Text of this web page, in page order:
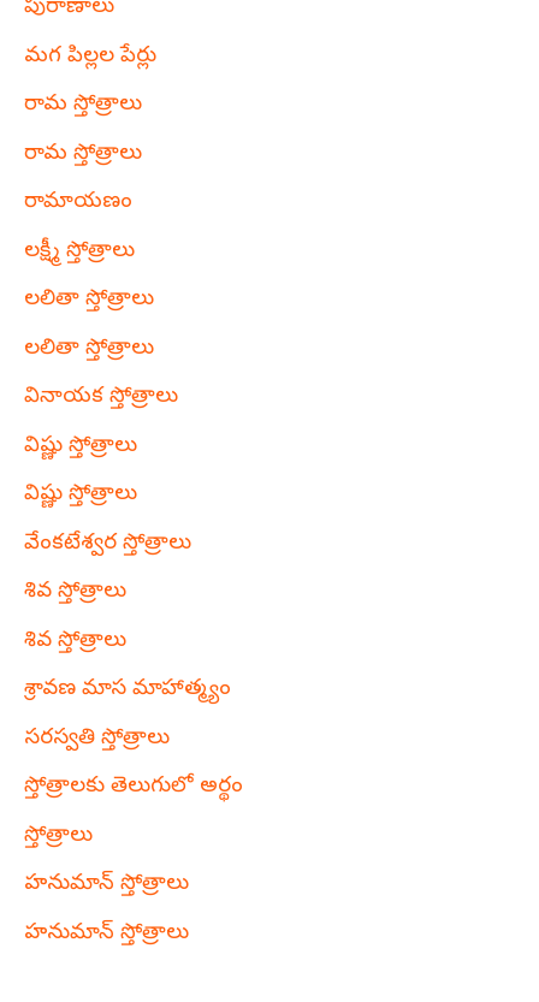
పురాణాలు
మగ పిల్లల పేర్లు
రామ స్తోత్రాలు
రామ స్తోత్రాలు
రామాయణం
లక్ష్మీ స్తోత్రాలు
లలితా స్తోత్రాలు
లలితా స్తోత్రాలు
వినాయక స్తోత్రాలు
విష్ణు స్తోత్రాలు
విష్ణు స్తోత్రాలు
వేంకటేశ్వర స్తోత్రాలు
శివ స్తోత్రాలు
శివ స్తోత్రాలు
శ్రావణ మాస మాహాత్మ్యం
సరస్వతి స్తోత్రాలు
స్తోత్రాలకు తెలుగులో అర్థం
స్తోత్రాలు
హనుమాన్ స్తోత్రాలు
హనుమాన్ స్తోత్రాలు